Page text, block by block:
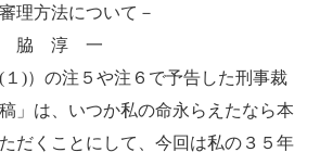
理方法について－
一
)）の注５や注６で予告した刑事裁
」は、いつか私の命永らえたなら本
だくことにして、今回は私の３５年